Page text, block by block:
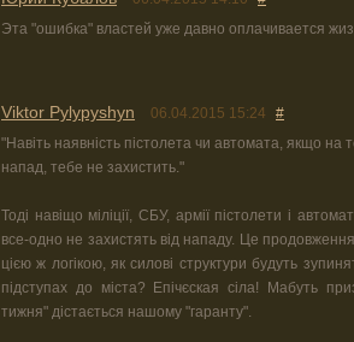
Эта "ошибка" властей уже давно оплачивается
Viktor Pylypyshyn 06.04.2015 15:24 #
"Навіть наявність пістолета чи автомата, якщо на
напад, тебе не захистить."
Тоді навіщо міліції, СБУ, армії пістолети і
все-одно не захистять від нападу. Це
цією ж логікою, як силові структури будуть
підступах до міста? Епічєская сіла! Мабуть
тижня" дістається нашому "гаранту".